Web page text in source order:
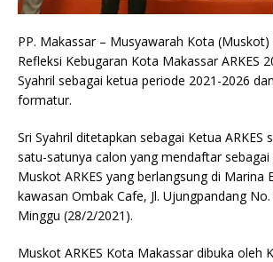
PP. Makassar – Musyawarah Kota (Muskot)
Refleksi Kebugaran Kota Makassar ARKES
Syahril sebagai ketua periode 2021-2026
formatur.
Sri Syahril ditetapkan sebagai Ketua ARKES
satu-satunya calon yang mendaftar
Muskot ARKES yang berlangsung di Marina
kawasan Ombak Cafe, Jl. Ujungpandang
Minggu (28/2/2021).
Muskot ARKES Kota Makassar dibuka oleh